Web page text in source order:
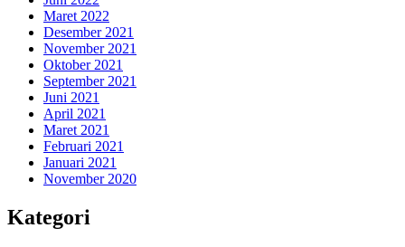
Maret 2022
Desember 2021
November 2021
Oktober 2021
September 2021
Juni 2021
April 2021
Maret 2021
Februari 2021
Januari 2021
November 2020
Kategori